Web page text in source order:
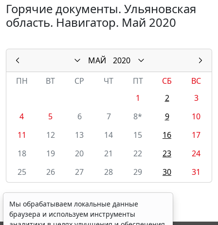
Горячие документы. Ульяновская
область. Навигатор. Май 2020
МАЙ
2020
ПН
ВТ СР ЧТ ПТ СБ
ВС
1
2
3
4
5 6 7 8* 9
10
11
12 13 14 15 16
17
18
19 20 21 22 23
24
25
26 27 28 29 30 31
Мы обрабатываем локальные данные
браузера и используем инструменты